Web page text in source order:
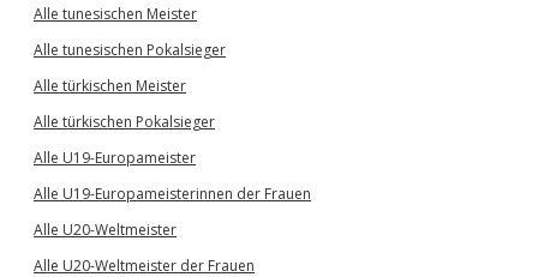
Alle tunesischen Meister
Alle tunesischen Pokalsieger
Alle türkischen Meister
Alle türkischen Pokalsieger
Alle U19-Europameister
Alle U19-Europameisterinnen der Frauen
Alle U20-Weltmeister
Alle U20-Weltmeister der Frauen